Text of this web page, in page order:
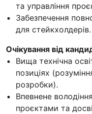
та управління
Забезпечення
для стейкхолдерів.
Очікування від
Вища технічна
позиціях
розробки).
Впевнене
проєктами та